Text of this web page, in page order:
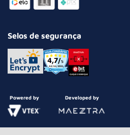
Selos de segurança
Powered by Developed by